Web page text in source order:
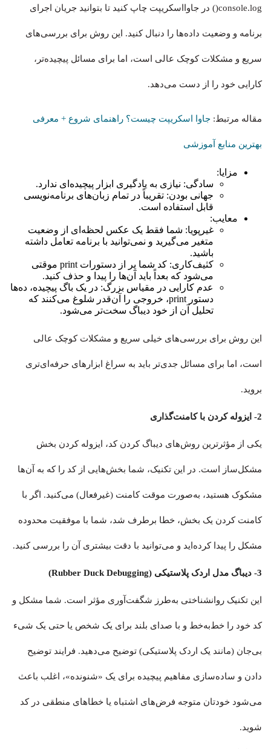
console.log() در جاوااسکریپت چاپ کنید تا بتوانید جریان اجرای
برنامه و وضعیت داده‌ها را دنبال کنید. این روش برای بررسی‌های
سریع و مشکلات کوچک عالی است، اما برای مسائل پیچیده‌تر،
کارایی خود را از دست می‌دهد.
مقاله مرتبط: جاوا اسکریپت چیست؟ راهنمای شروع + معرفی
بهترین منابع آموزشی
مزایا:
سادگی: نیازی به یادگیری ابزار پیچیده‌ای ندارد.
جهانی بودن: تقریباً در تمام زبان‌های برنامه‌نویسی
قابل استفاده است.
معایب:
غیرپویا: شما فقط یک عکس لحظه‌ای از وضعیت
متغیر می‌گیرید و نمی‌توانید با برنامه تعامل داشته
باشید.
کثیف‌کاری: کد شما پر از دستورات print موقتی
می‌شود که بعداً باید آن‌ها را پیدا و حذف کنید.
عدم کارایی در مقیاس بزرگ: در یک باگ پیچیده، ده‌ها
دستور print، خروجی را آن‌قدر شلوغ می‌کنند که
تحلیل آن از خود دیباگ سخت‌تر می‌شود.
این روش برای بررسی‌های خیلی سریع و مشکلات کوچک عالی
است، اما برای مسائل جدی‌تر باید به سراغ ابزارهای حرفه‌ای‌تری
بروید.
2- ایزوله کردن با کامنت‌گذاری
یکی از مؤثرترین روش‌های دیباگ کردن کد، ایزوله کردن بخش
مشکل‌ساز است. در این تکنیک، شما بخش‌هایی از کد را که به آن‌ها
مشکوک هستید، به‌صورت موقت کامنت (غیرفعال) می‌کنید. اگر با
کامنت کردن یک بخش، خطا برطرف شد، شما با موفقیت محدوده
مشکل را پیدا کرده‌اید و می‌توانید با دقت بیشتری آن را بررسی کنید.
3- دیباگ مدل اردک پلاستیکی (Rubber Duck Debugging)
این تکنیک روانشناختی به‌طرز شگفت‌آوری مؤثر است. شما مشکل و
کد خود را خط‌به‌خط و با صدای بلند برای یک شخص یا حتی یک شیء
بی‌جان (مانند یک اردک پلاستیکی) توضیح می‌دهید. فرایند توضیح
دادن و ساده‌سازی مفاهیم پیچیده برای یک «شنونده»، اغلب باعث
می‌شود خودتان متوجه فرض‌های اشتباه یا خطاهای منطقی در کد
شوید.